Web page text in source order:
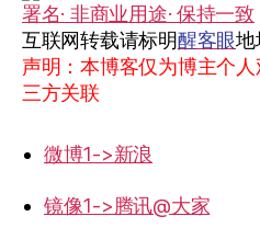
署名· 非商业用途· 保持一致
互联网转载请标明醒客眼地
声明：本博客仅为博主个
三方关联
微博1->新浪
镜像1->腾讯@大家